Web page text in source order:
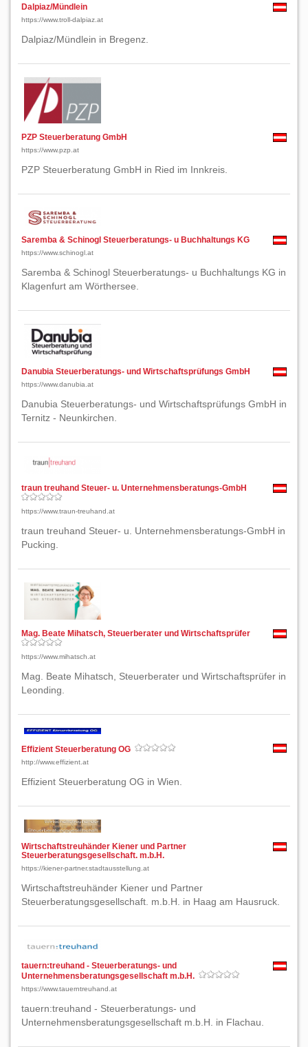
Dalpiaz/Mündlein
https://www.troll-dalpiaz.at
Dalpiaz/Mündlein in Bregenz.
PZP Steuerberatung GmbH
https://www.pzp.at
PZP Steuerberatung GmbH in Ried im Innkreis.
Saremba & Schinogl Steuerberatungs- u Buchhaltungs KG
https://www.schinogl.at
Saremba & Schinogl Steuerberatungs- u Buchhaltungs KG in
Klagenfurt am Wörthersee.
Danubia Steuerberatungs- und Wirtschaftsprüfungs GmbH
https://www.danubia.at
Danubia Steuerberatungs- und Wirtschaftsprüfungs GmbH in
Ternitz - Neunkirchen.
traun treuhand Steuer- u. Unternehmensberatungs-GmbH
https://www.traun-treuhand.at
traun treuhand Steuer- u. Unternehmensberatungs-GmbH in
Pucking.
Mag. Beate Mihatsch, Steuerberater und Wirtschaftsprüfer
https://www.mihatsch.at
Mag. Beate Mihatsch, Steuerberater und Wirtschaftsprüfer in
Leonding.
Effizient Steuerberatung OG
http://www.effizient.at
Effizient Steuerberatung OG in Wien.
Wirtschaftstreuhänder Kiener und Partner
Steuerberatungsgesellschaft. m.b.H.
https://kiener-partner.stadtausstellung.at
Wirtschaftstreuhänder Kiener und Partner
Steuerberatungsgesellschaft. m.b.H. in Haag am Hausruck.
tauern:treuhand - Steuerberatungs- und
Unternehmensberatungsgesellschaft m.b.H.
https://www.tauerntreuhand.at
tauern:treuhand - Steuerberatungs- und
Unternehmensberatungsgesellschaft m.b.H. in Flachau.